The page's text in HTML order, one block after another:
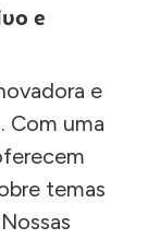
e
e
Com uma
temas